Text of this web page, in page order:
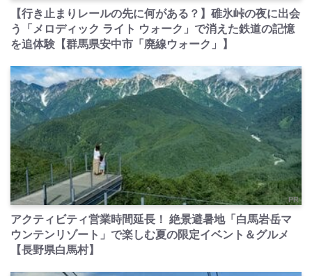
【行き止まりレールの先に何がある？】碓氷峠の夜に出会
う「メロディック ライト ウォーク」で消えた鉄道の記憶
を追体験【群馬県安中市「廃線ウォーク」】
PR
アクティビティ営業時間延長！ 絶景避暑地「白馬岩岳マ
ウンテンリゾート」で楽しむ夏の限定イベント＆グルメ
【長野県白馬村】